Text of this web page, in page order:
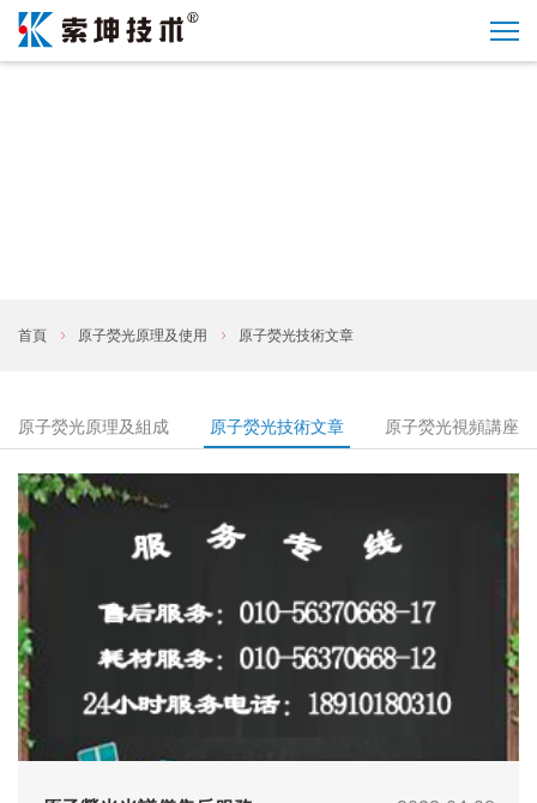
首頁 原子熒光原理及使用 原子熒光技術文章
原子熒光原理及組成 原子熒光技術文章 原子熒光視頻講座